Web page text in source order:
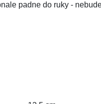
padne do ruky -